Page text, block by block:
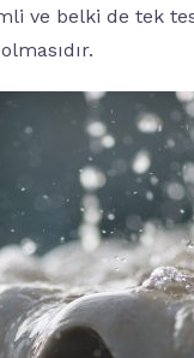
ve belki de tek